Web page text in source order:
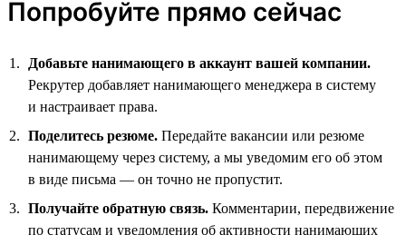
Попробуйте прямо сейчас
Добавьте нанимающего в аккаунт вашей компании.
Рекрутер добавляет нанимающего менеджера в систему
и настраивает права.
Поделитесь резюме. Передайте вакансии или резюме
нанимающему через систему, а мы уведомим его об этом
в виде письма — он точно не пропустит.
Получайте обратную связь. Комментарии, передвижение
по статусам и уведомления об активности нанимающих